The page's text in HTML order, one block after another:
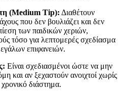
(Medium Tip): Διαθέτουν
που δεν βουλιάζει και δεν
των παιδικών χεριών,
τόσο για λεπτομερές σχεδίασμα
επιφανειών.
Είναι σχεδιασμένοι ώστε να μην
και αν ξεχαστούν ανοιχτοί χωρίς
διάστημα.